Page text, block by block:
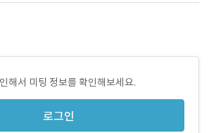
해서 미팅 정보를 확인해보세요.
로그인